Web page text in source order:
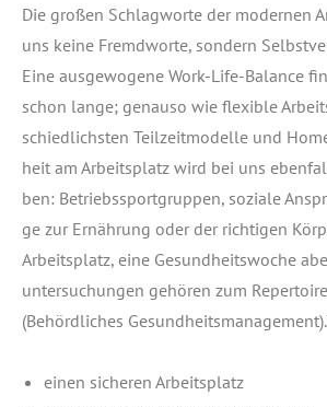
Die gro­ßen Schlag­wor­te der moder­nen
uns kei­ne Fremd­wor­te, son­dern
Eine aus­ge­wo­ge­ne Work-Life-Balan­ce
schon lan­ge; genau­so wie fle­xi­ble
schied­lichs­ten Teil­zeit­mo­del­le und
heit am Arbeits­platz wird bei uns
ben: Betriebs­sport­grup­pen, sozia­le
ge zur Ernäh­rung oder der rich­ti­gen
Arbeits­platz, eine Gesund­heits­wo­che
un­ter­su­chun­gen gehö­ren zum
(Behörd­li­ches Gesund­heits­ma­nage­ment).
einen siche­ren Arbeitsplatz